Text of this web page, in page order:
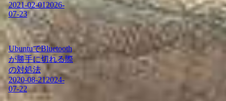
2021-02-012026-
07-23
UbuntuでBluetooth
が勝手に切れる際
の対処法
2020-08-212024-
07-22